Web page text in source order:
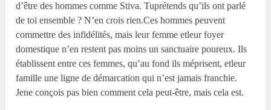
d’être des hommes comme Stiva. Tuprétends qu’ils ont parlé
de toi ensemble ? N’en crois rien.Ces hommes peuvent
commettre des infidélités, mais leur femme etleur foyer
domestique n’en restent pas moins un sanctuaire poureux. Ils
établissent entre ces femmes, qu’au fond ils méprisent, etleur
famille une ligne de démarcation qui n’est jamais franchie.
Jene conçois pas bien comment cela peut-être, mais cela est.